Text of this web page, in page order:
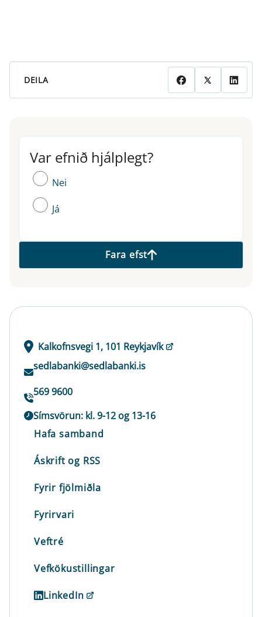
DEILA
Var efnið hjálplegt?
Var efnið hjálplegt?
Nei
Já
Fara efst
Kalkofnsvegi 1, 101 Reykjavík
sedlabanki@sedlabanki.is
569 9600
Símsvörun: kl. 9-12 og 13-16
Hafa samband
Áskrift og RSS
Fyrir fjölmiðla
Fyrirvari
Veftré
Vefkökustillingar
LinkedIn